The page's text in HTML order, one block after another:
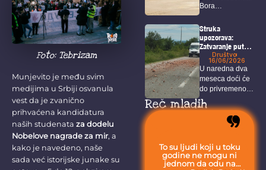
Foto: Tebrizam
Munjevito je među svim
medijima u Srbiji osvanula
vest da je zvanično
prihvaćena kandidatura
naših studenata za dodelu
Nobelove nagrade za mir, a
kako je navedeno, naše
sada već istorijske junake su
Bora
petak akciju pod
nazivom...
Struka
upozorava:
Zatvaranje puta
Bor – Selište
doneće gužve,
duža putovanja i
dodatno
opterećenje
alternativnih
pravaca
Društvo
16/06/2026
U naredna dva
meseca doći će
do privremenog
zatvaranja
određenih...
Reč mladih
To su ljudi koji u toku
godine ne mogu ni
jednom da odu na